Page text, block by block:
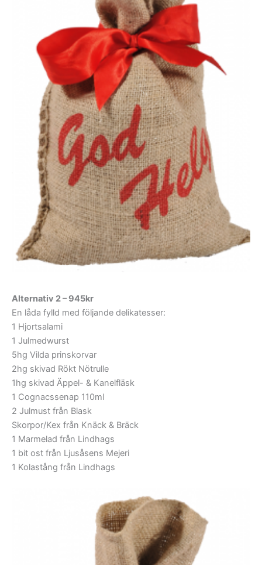
Alternativ 2 – 945kr
En låda fylld med följande delikatesser:
1 Hjortsalami
1 Julmedwurst
5hg Vilda prinskorvar
2hg skivad Rökt Nötrulle
1hg skivad Äppel- & Kanelfläsk
1 Cognacssenap 110ml
2 Julmust från Blask
Skorpor/Kex från Knäck & Bräck
1 Marmelad från Lindhags
1 bit ost från Ljusåsens Mejeri
1 Kolastång från Lindhags